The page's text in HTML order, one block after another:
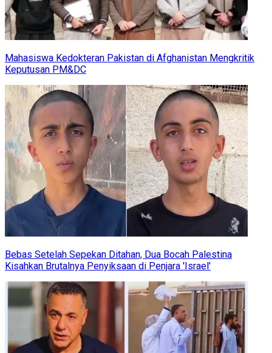
Mahasiswa Kedokteran Pakistan di Afghanistan Mengkritik
Keputusan PM&DC
Bebas Setelah Sepekan Ditahan, Dua Bocah Palestina
Kisahkan Brutalnya Penyiksaan di Penjara 'Israel'